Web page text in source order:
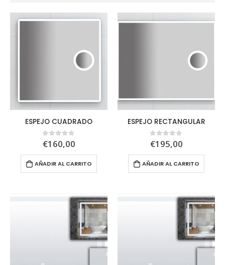
ESPEJO CUADRADO
0out of 5
€160,00
AÑADIR AL CARRITO
ESPEJO RECTANGULAR
0out of 5
€195,00
AÑADIR AL CARRITO